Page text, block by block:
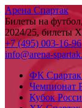
Арена Спартак
Билеты на
2024/25, билеты
+7 (495) 003-16-96
info@arena-
ФК
Чемпионат
Кубок